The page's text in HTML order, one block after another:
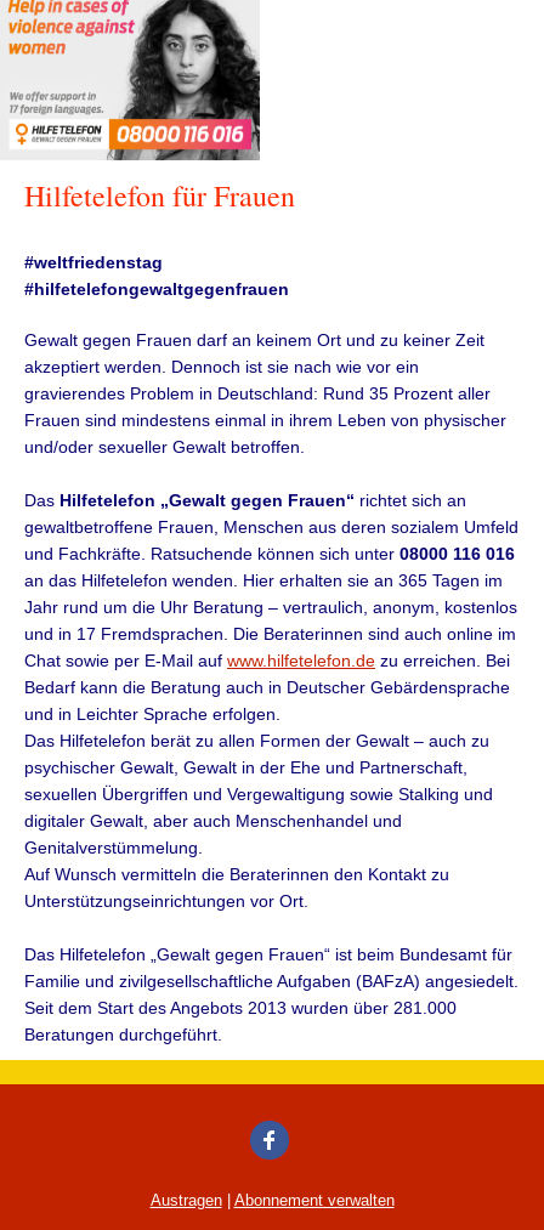
Hilfetelefon für Frauen
#weltfriedenstag
#hilfetelefongewaltgegenfrauen
Gewalt gegen Frauen darf an keinem Ort und zu keiner Zeit
akzeptiert werden. Dennoch ist sie nach wie vor ein
gravierendes Problem in Deutschland: Rund 35 Prozent aller
Frauen sind mindestens einmal in ihrem Leben von physischer
und/oder sexueller Gewalt betroffen.
Das Hilfetelefon „Gewalt gegen Frauen“ richtet sich an
gewaltbetroffene Frauen, Menschen aus deren sozialem Umfeld
und Fachkräfte. Ratsuchende können sich unter 08000 116 016
an das Hilfetelefon wenden. Hier erhalten sie an 365 Tagen im
Jahr rund um die Uhr Beratung – vertraulich, anonym, kostenlos
und in 17 Fremdsprachen. Die Beraterinnen sind auch online im
Chat sowie per E-Mail auf www.hilfetelefon.de zu erreichen. Bei
Bedarf kann die Beratung auch in Deutscher Gebärdensprache
und in Leichter Sprache erfolgen.
Das Hilfetelefon berät zu allen Formen der Gewalt – auch zu
psychischer Gewalt, Gewalt in der Ehe und Partnerschaft,
sexuellen Übergriffen und Vergewaltigung sowie Stalking und
digitaler Gewalt, aber auch Menschenhandel und
Genitalverstümmelung.
Auf Wunsch vermitteln die Beraterinnen den Kontakt zu
Unterstützungseinrichtungen vor Ort.
Das Hilfetelefon „Gewalt gegen Frauen“ ist beim Bundesamt für
Familie und zivilgesellschaftliche Aufgaben (BAFzA) angesiedelt.
Seit dem Start des Angebots 2013 wurden über 281.000
Beratungen durchgeführt.
Austragen| Abonnement verwalten